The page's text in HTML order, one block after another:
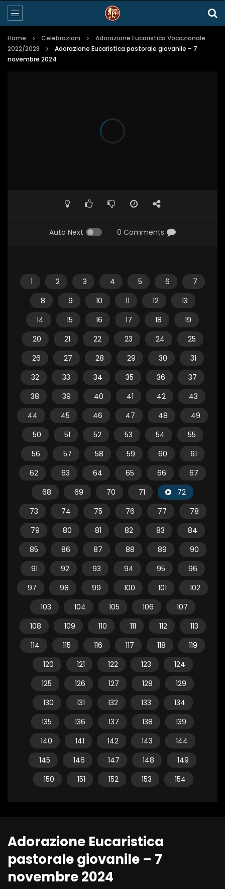
Home Celebrazioni
Adorazione Eucaristica Vocazionale
2022/2023
Adorazione Eucaristica pastorale giovanile – 7
novembre 2024
Auto Next 0 Comments
1 2 3 4 5 6
7
8
9 10 11 12
13
14
15 16 17 18
19
20
21 22 23 24
25
26
27 28 29 30
31
32
33 34 35 36
37
38
39 40 41 42
43
44
45 46 47 48
49
50
51 52 53 54
55
56
57 58 59 60
61
62
63 64 65 66
67
68
69 70 71
72
73
74 75 76 77
78
79
80 81 82 83
84
85
86 87 88 89
90
91
92 93 94 95
96
97
98 99 100 101
102
103
104 105 106
107
108
109 110 111 112
113
114
115 116 117 118
119
120
121 122 123
124
125
126 127 128
129
130
131 132 133
134
135
136 137 138
139
140
141 142 143
144
145
146 147 148
149
150
151 152 153 154
Adorazione Eucaristica
pastorale giovanile – 7
novembre 2024